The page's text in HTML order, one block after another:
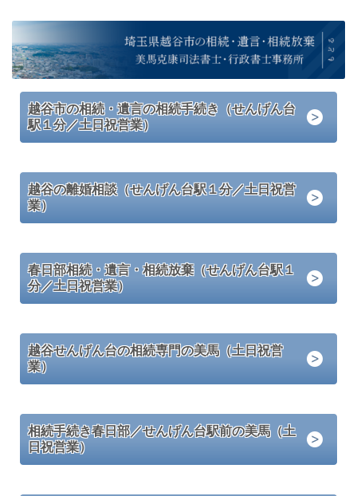
越谷市の相続・遺言の相続手続き（せんげん台
駅１分／土日祝営業）
越谷の離婚相談（せんげん台駅１分／土日祝営
業）
春日部相続・遺言・相続放棄（せんげん台駅１
分／土日祝営業）
越谷せんげん台の相続専門の美馬（土日祝営
業）
相続手続き春日部／せんげん台駅前の美馬（土
日祝営業）